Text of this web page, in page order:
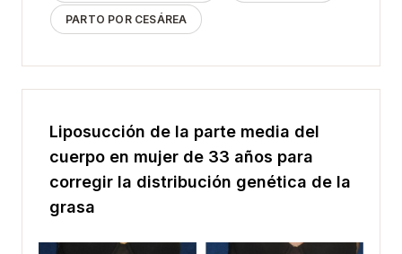
PARTO POR CESÁREA
Liposucción de la parte media del
cuerpo en mujer de 33 años para
corregir la distribución genética de la
grasa